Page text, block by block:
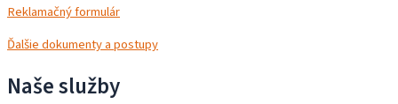
Reklamačný formulár
Ďalšie dokumenty a postupy
Naše služby